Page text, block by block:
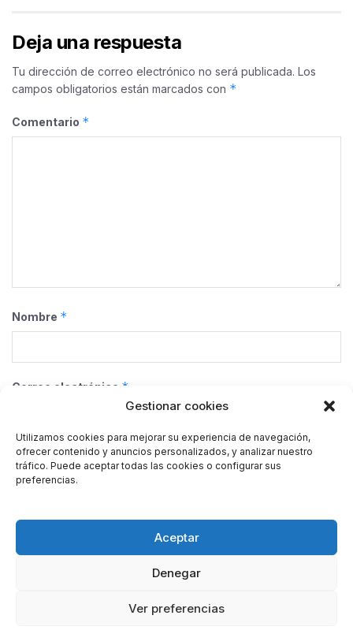
Gestionar cookies
Utilizamos cookies para mejorar su experiencia de navegación,
ofrecer contenido y anuncios personalizados, y analizar nuestro
tráfico. Puede aceptar todas las cookies o configurar sus
preferencias.
Aceptar
Denegar
Ver preferencias
Deja una respuesta
Tu dirección de correo electrónico no será publicada. Los
campos obligatorios están marcados con *
Comentario *
Nombre *
Correo electrónico *
Web
navegador para la próxima vez que comente.